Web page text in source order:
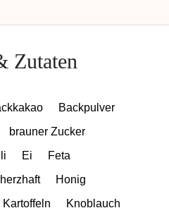
Zutaten
Backpulver
brauner Zucker
Ei
Feta
herzhaft
Honig
Kartoffeln
Knoblauch